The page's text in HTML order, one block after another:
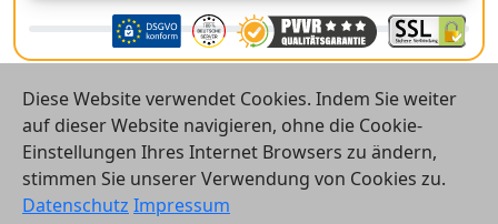
© 2026 Vergleichsrechner24 GmbH
Diese Website verwendet Cookies. Indem Sie weiter
auf dieser Website navigieren, ohne die Cookie-
Einstellungen Ihres Internet Browsers zu ändern,
stimmen Sie unserer Verwendung von Cookies zu.
Datenschutz Impressum